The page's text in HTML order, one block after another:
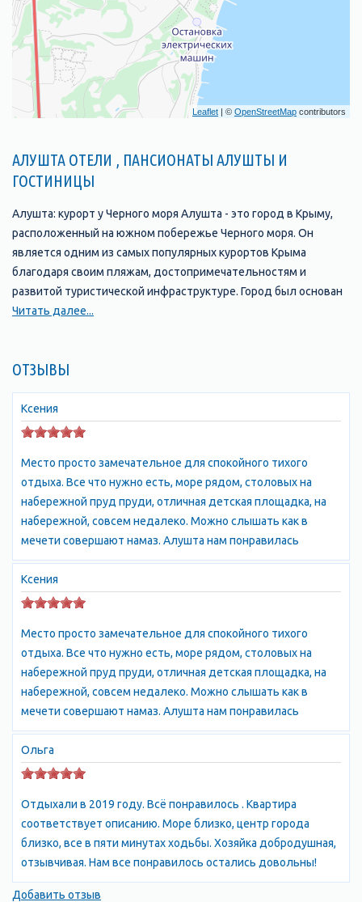
Leaflet | © OpenStreetMap contributors
АЛУШТА ОТЕЛИ , ПАНСИОНАТЫ АЛУШТЫ И
ГОСТИНИЦЫ
Алушта: курорт у Черного моря Алушта - это город в Крыму,
расположенный на южном побережье Черного моря. Он
является одним из самых популярных курортов Крыма
благодаря своим пляжам, достопримечательностям и
развитой туристической инфраструктуре. Город был основан
в 1837 году и с тех пор стал одним из главных туристических
предлагают своим гостям комфортабельные номера и
достопримечательностей Алушты является ее набережная,
которая протянулась на несколько километров вдоль моря и
можно найти множество кафе, ресторанов, баров и магазинов,
а также различные развлечения, такие как аттракционы,
водные горки и т.д. Кроме того, в Алуште есть множество
интересных мест, которые стоит посетить. Например, это
замок "Ласточкино гнездо", который находится на скале над
морем и является символом города; музей "Крым в
миниатюре", где можно увидеть уменьшенные копии всех
достопримечательностей Крыма; парк "Айвазовское", где
другое. Алушта также славится своими пляжами, которые
являются одними из лучших на крымском побережье. Здесь
можно насладиться теплым морем, солнцем и чистым
воздухом. Пляжи Алушты отличаются своим разнообразием:
от галечных до песчаных, от диких до оборудованных всем
необходимым для комфортного отдыха. В целом, Алушта
является прекрасным местом для отдыха и развлечений.
Здесь есть все необходимое для того, чтобы провести время
с удовольствием и насладиться красотами Крыма.
Читать далее...
ОТЗЫВЫ
Ксения
Место просто замечательное для спокойного тихого
отдыха. Все что нужно есть, море рядом, столовых на
набережной пруд пруди, отличная детская площадка, на
набережной, совсем недалеко. Можно слышать как в
мечети совершают намаз. Алушта нам понравилась
Ксения
Место просто замечательное для спокойного тихого
отдыха. Все что нужно есть, море рядом, столовых на
набережной пруд пруди, отличная детская площадка, на
набережной, совсем недалеко. Можно слышать как в
мечети совершают намаз. Алушта нам понравилась
Ольга
Отдыхали в 2019 году. Всё понравилось . Квартира
соответствует описанию. Море близко, центр города
близко, все в пяти минутах ходьбы. Хозяйка добродушная,
отзывчивая. Нам все понравилось остались довольны!
Добавить отзыв